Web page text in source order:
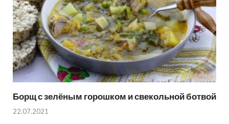
Борщ с зелёным горошком и свекольной ботвой
22.07.2021